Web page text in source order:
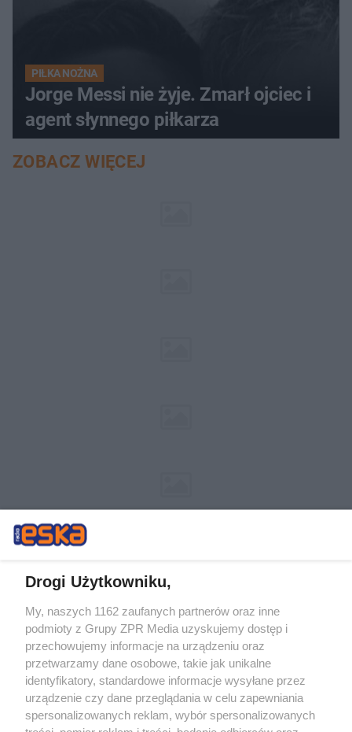
PIŁKA NOŻNA
Jorge Messi nie żyje. Zmarł ojciec i
agent słynnego piłkarza
ZOBACZ WIĘCEJ
Żaden utwór zamieszczony w serwisie nie może być powielany i
rozpowszechniany lub dalej rozpowszechniany w jakikolwiek sposób (w
tym także elektroniczny lub mechaniczny) na jakimkolwiek polu
eksploatacji w jakiejkolwiek formie, włącznie z umieszczaniem w
Internecie bez pisemnej zgody właściciela praw. Jakiekolwiek użycie lub
wykorzystanie utworów w całości lub w części z naruszeniem prawa,
tzn. bez właściwej zgody, jest zabronione pod groźbą kary i może być
ścigane prawnie.
Drogi Użytkowniku,
My, naszych 1162 zaufanych partnerów oraz inne
podmioty z Grupy ZPR Media uzyskujemy dostęp i
przechowujemy informacje na urządzeniu oraz
przetwarzamy dane osobowe, takie jak unikalne
identyfikatory, standardowe informacje wysyłane przez
urządzenie czy dane przeglądania w celu zapewniania
spersonalizowanych reklam, wybór spersonalizowanych